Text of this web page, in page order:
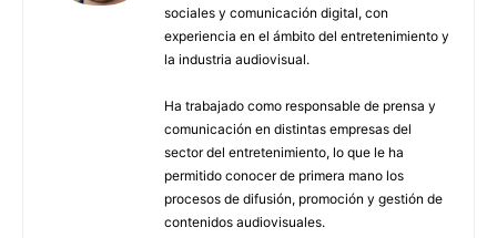
sociales y comunicación digital, con
experiencia en el ámbito del entretenimiento y
la industria audiovisual.
Ha trabajado como responsable de prensa y
comunicación en distintas empresas del
sector del entretenimiento, lo que le ha
permitido conocer de primera mano los
procesos de difusión, promoción y gestión de
contenidos audiovisuales.